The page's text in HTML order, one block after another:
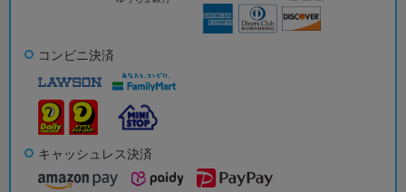
コンビニ決済
キャッシュレス決済